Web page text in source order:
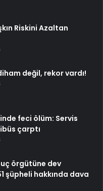
Riskini Azaltan
değil, rekor vardı!
feci ölüm: Servis
çarptı
örgütüne dev
şüpheli hakkında dava